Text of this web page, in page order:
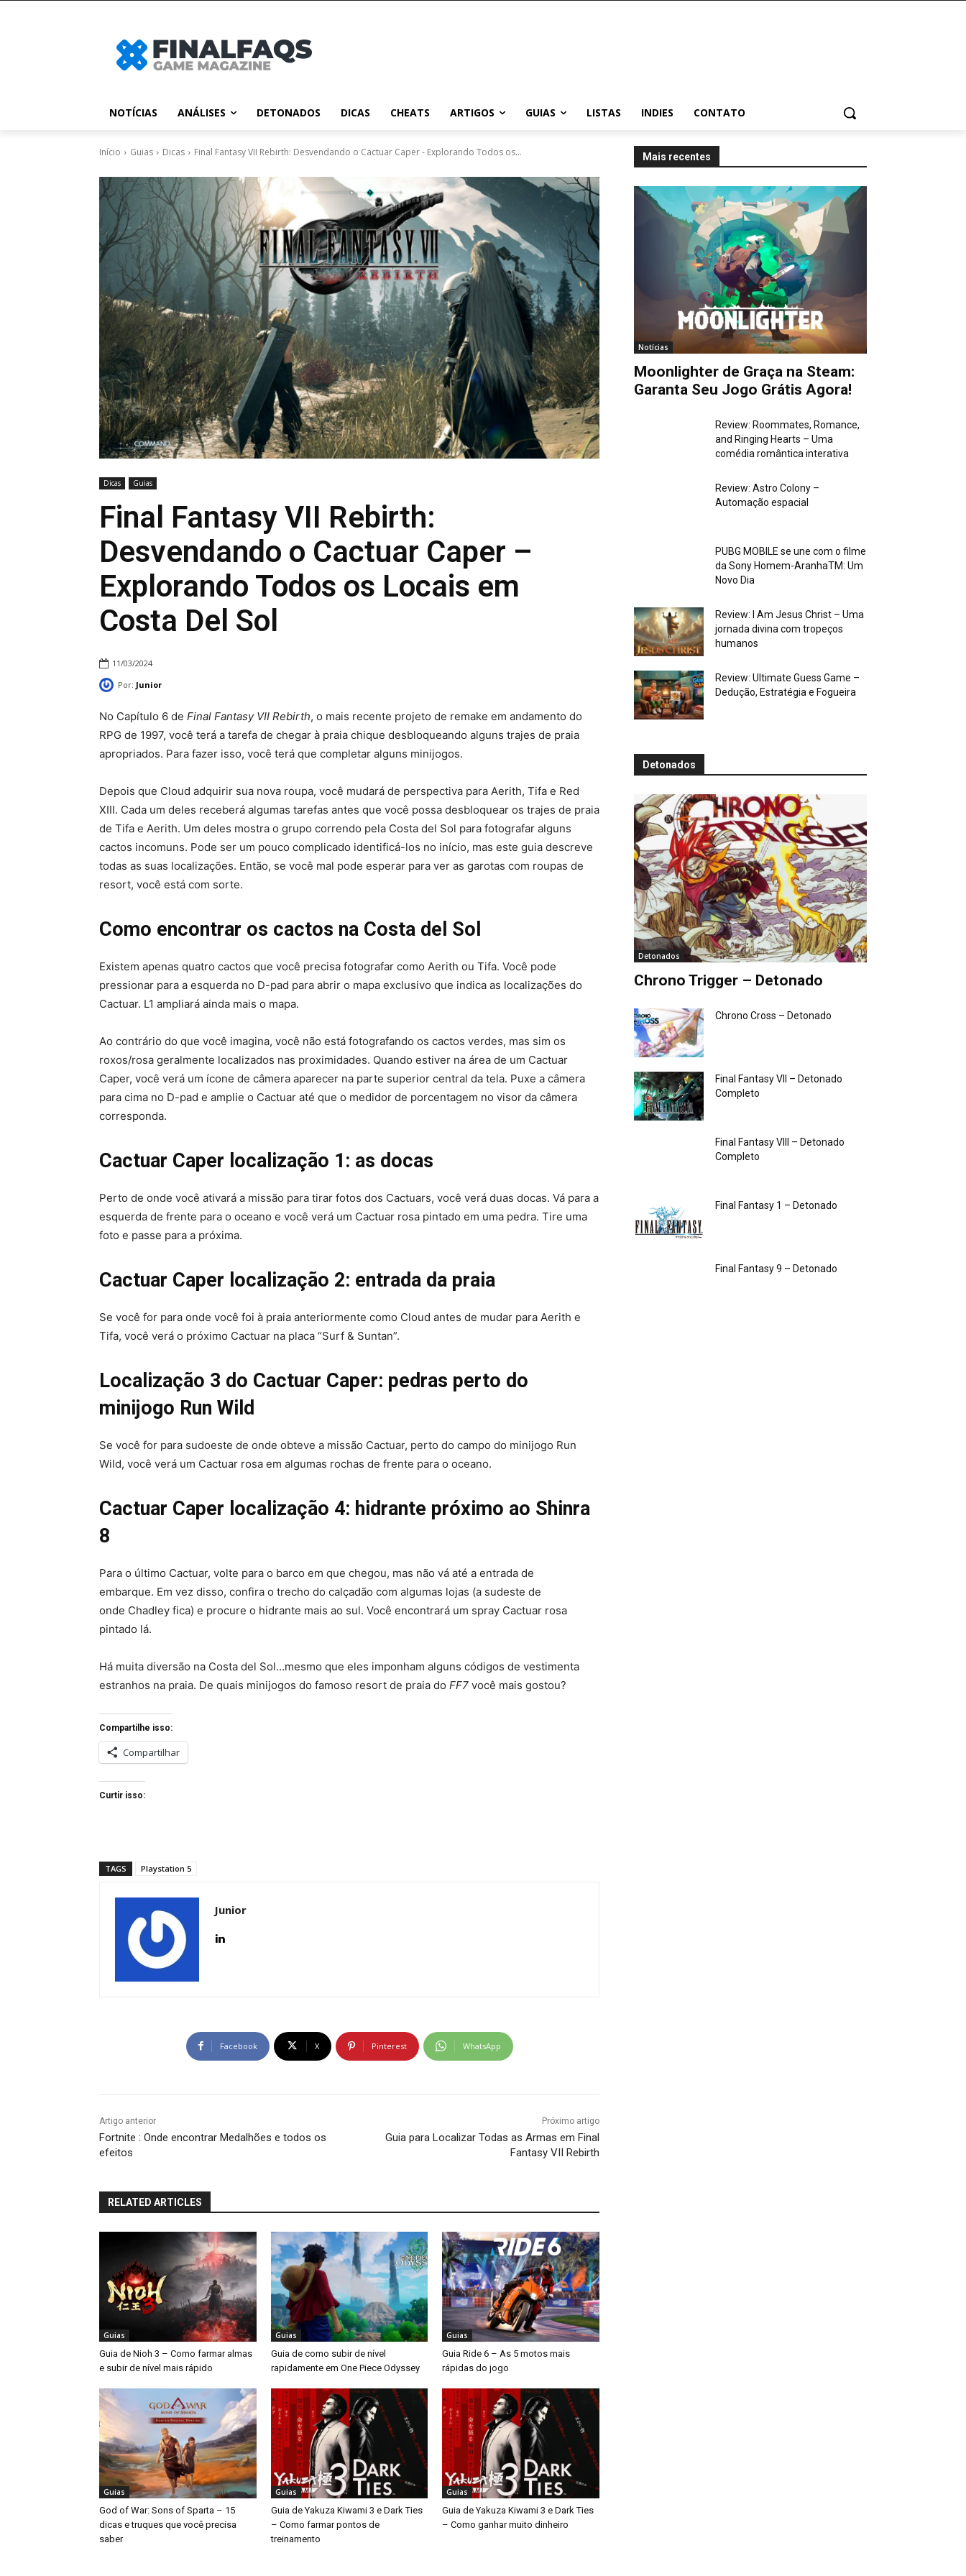
NOTÍCIAS ANÁLISES DETONADOS DICAS CHEATS ARTIGOS GUIAS LISTAS INDIES CONTATO
Início Guias Dicas Final Fantasy VII Rebirth: Desvendando o Cactuar Caper - Explorando Todos os...
Dicas Guias
Final Fantasy VII Rebirth:
Desvendando o Cactuar Caper –
Explorando Todos os Locais em
Costa Del Sol
11/03/2024
Por: Junior
No Capítulo 6 de Final Fantasy VII Rebirth, o mais recente projeto de remake em andamento do
RPG de 1997, você terá a tarefa de chegar à praia chique desbloqueando alguns trajes de praia
apropriados. Para fazer isso, você terá que completar alguns minijogos.
Depois que Cloud adquirir sua nova roupa, você mudará de perspectiva para Aerith, Tifa e Red
XIII. Cada um deles receberá algumas tarefas antes que você possa desbloquear os trajes de praia
de Tifa e Aerith. Um deles mostra o grupo correndo pela Costa del Sol para fotografar alguns
cactos incomuns. Pode ser um pouco complicado identificá-los no início, mas este guia descreve
todas as suas localizações. Então, se você mal pode esperar para ver as garotas com roupas de
resort, você está com sorte.
Como encontrar os cactos na Costa del Sol
Existem apenas quatro cactos que você precisa fotografar como Aerith ou Tifa. Você pode
pressionar para a esquerda no D-pad para abrir o mapa exclusivo que indica as localizações do
Cactuar. L1 ampliará ainda mais o mapa.
Ao contrário do que você imagina, você não está fotografando os cactos verdes, mas sim os
roxos/rosa geralmente localizados nas proximidades. Quando estiver na área de um Cactuar
Caper, você verá um ícone de câmera aparecer na parte superior central da tela. Puxe a câmera
para cima no D-pad e amplie o Cactuar até que o medidor de porcentagem no visor da câmera
corresponda.
Cactuar Caper localização 1: as docas
Perto de onde você ativará a missão para tirar fotos dos Cactuars, você verá duas docas. Vá para a
esquerda de frente para o oceano e você verá um Cactuar rosa pintado em uma pedra. Tire uma
foto e passe para a próxima.
Cactuar Caper localização 2: entrada da praia
Se você for para onde você foi à praia anteriormente como Cloud antes de mudar para Aerith e
Tifa, você verá o próximo Cactuar na placa “Surf & Suntan”.
Localização 3 do Cactuar Caper: pedras perto do
minijogo Run Wild
Se você for para sudoeste de onde obteve a missão Cactuar, perto do campo do minijogo Run
Wild, você verá um Cactuar rosa em algumas rochas de frente para o oceano.
Cactuar Caper localização 4: hidrante próximo ao Shinra
8
Para o último Cactuar, volte para o barco em que chegou, mas não vá até a entrada de
embarque. Em vez disso, confira o trecho do calçadão com algumas lojas (a sudeste de
onde Chadley fica) e procure o hidrante mais ao sul. Você encontrará um spray Cactuar rosa
pintado lá.
Há muita diversão na Costa del Sol…mesmo que eles imponham alguns códigos de vestimenta
estranhos na praia. De quais minijogos do famoso resort de praia do FF7 você mais gostou?
Compartilhe isso:
Compartilhar
Curtir isso:
Mais recentes
Notícias
Moonlighter de Graça na Steam:
Garanta Seu Jogo Grátis Agora!
Review: Roommates, Romance,
and Ringing Hearts – Uma
comédia romântica interativa
Review: Astro Colony –
Automação espacial
PUBG MOBILE se une com o filme
da Sony Homem-AranhaTM: Um
Novo Dia
Review: I Am Jesus Christ – Uma
jornada divina com tropeços
humanos
Review: Ultimate Guess Game –
Dedução, Estratégia e Fogueira
Detonados
Detonados
Chrono Trigger – Detonado
Chrono Cross – Detonado
Final Fantasy VII – Detonado
Completo
Final Fantasy VIII – Detonado
Completo
Final Fantasy 1 – Detonado
Final Fantasy 9 – Detonado
TAGS Playstation 5
Junior
Facebook X Pinterest WhatsApp
Artigo anterior
Fortnite : Onde encontrar Medalhões e todos os
efeitos
Próximo artigo
Guia para Localizar Todas as Armas em Final
Fantasy VII Rebirth
RELATED ARTICLES
Guias
Guia de Nioh 3 – Como farmar almas
e subir de nível mais rápido
Guias
Guia de como subir de nível
rapidamente em One Piece Odyssey
Guias
Guia Ride 6 – As 5 motos mais
rápidas do jogo
Guias
God of War: Sons of Sparta – 15
dicas e truques que você precisa
saber
Guias
Guia de Yakuza Kiwami 3 e Dark Ties
– Como farmar pontos de
treinamento
Guias
Guia de Yakuza Kiwami 3 e Dark Ties
– Como ganhar muito dinheiro